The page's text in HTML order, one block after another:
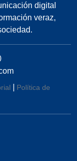
digital
veraz,
Política de